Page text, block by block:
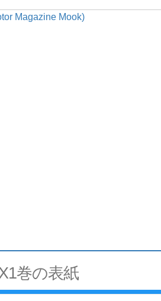
Magazine Mook)
巻の表紙